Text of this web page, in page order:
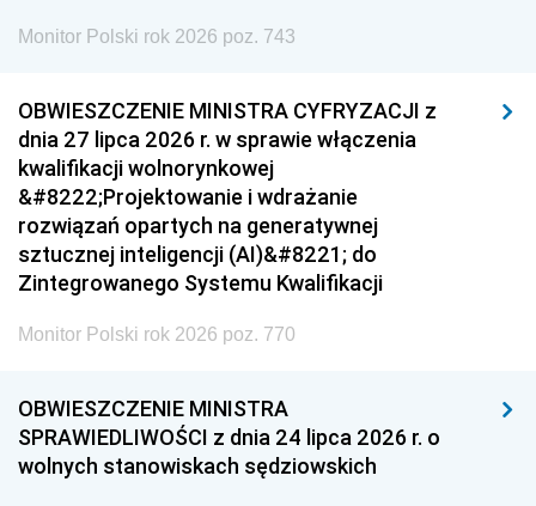
Monitor Polski rok 2026 poz. 743
OBWIESZCZENIE MINISTRA CYFRYZACJI z
dnia 27 lipca 2026 r. w sprawie włączenia
kwalifikacji wolnorynkowej
&#8222;Projektowanie i wdrażanie
rozwiązań opartych na generatywnej
sztucznej inteligencji (AI)&#8221; do
Zintegrowanego Systemu Kwalifikacji
Monitor Polski rok 2026 poz. 770
OBWIESZCZENIE MINISTRA
SPRAWIEDLIWOŚCI z dnia 24 lipca 2026 r. o
wolnych stanowiskach sędziowskich